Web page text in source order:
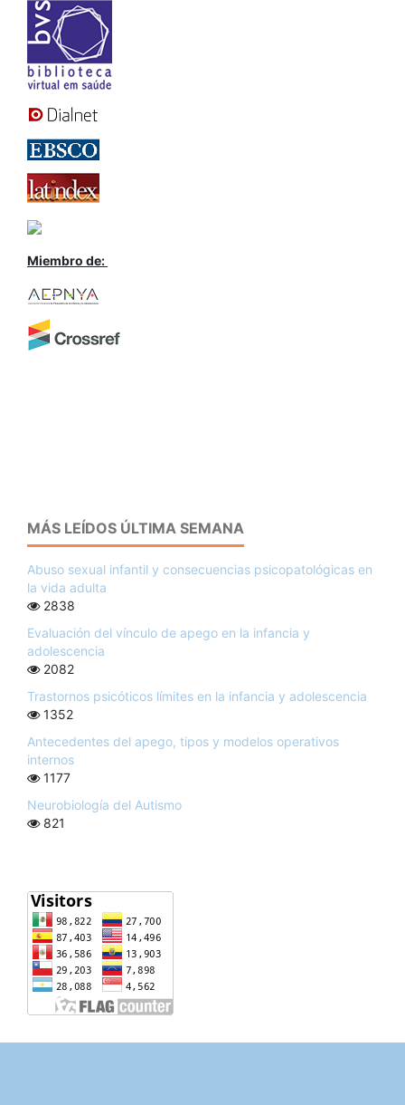
Miembro de:
MÁS LEÍDOS ÚLTIMA SEMANA
Abuso sexual infantil y consecuencias psicopatológicas en
la vida adulta
2838
Evaluación del vínculo de apego en la infancia y
adolescencia
2082
Trastornos psicóticos límites en la infancia y adolescencia
1352
Antecedentes del apego, tipos y modelos operativos
internos
1177
Neurobiología del Autismo
821